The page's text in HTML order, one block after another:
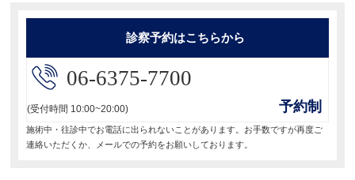
診察予約はこちらから
06-6375-7700
(受付時間 10:00~20:00) 予約制
施術中・往診中でお電話に出られないことがあります。お手数ですが再度ご
連絡いただくか、メールでの予約をお願いしております。